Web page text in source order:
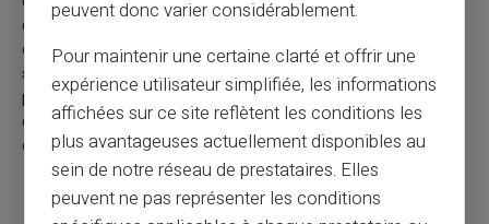
entraîne souvent des « pénalités de retrait anticipé ». Avec
cette arnaque, les fraudeurs promettent un accès anticipé «
sans pénalité » aux prestations de retraite grâce à de
prétendues échappatoires fiscales et utilisent des systèmes
complexes pour éroder les comptes de retraite par le biais de
commissions, d'investissements, etc.
Fraude par affinité
peuvent donc varier considérablement.
Pour maintenir une certaine clarté et offrir une
expérience utilisateur simplifiée, les informations
affichées sur ce site reflètent les conditions les
plus avantageuses actuellement disponibles au
sein de notre réseau de prestataires. Elles
peuvent ne pas représenter les conditions